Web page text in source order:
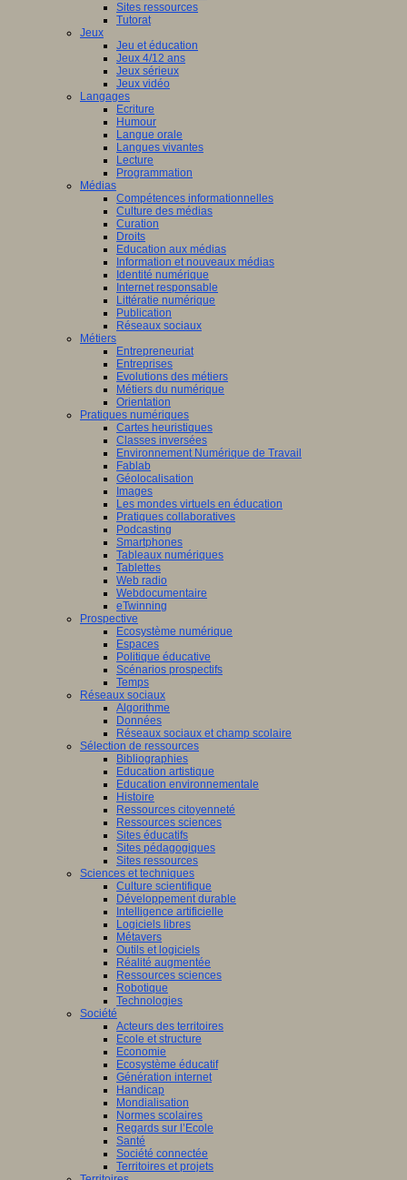
Sites ressources
Tutorat
Jeux
Jeu et éducation
Jeux 4/12 ans
Jeux sérieux
Jeux vidéo
Langages
Ecriture
Humour
Langue orale
Langues vivantes
Lecture
Programmation
Médias
Compétences informationnelles
Culture des médias
Curation
Droits
Education aux médias
Information et nouveaux médias
Identité numérique
Internet responsable
Littératie numérique
Publication
Réseaux sociaux
Métiers
Entrepreneuriat
Entreprises
Evolutions des métiers
Métiers du numérique
Orientation
Pratiques numériques
Cartes heuristiques
Classes inversées
Environnement Numérique de Travail
Fablab
Géolocalisation
Images
Les mondes virtuels en éducation
Pratiques collaboratives
Podcasting
Smartphones
Tableaux numériques
Tablettes
Web radio
Webdocumentaire
eTwinning
Prospective
Ecosystème numérique
Espaces
Politique éducative
Scénarios prospectifs
Temps
Réseaux sociaux
Algorithme
Données
Réseaux sociaux et champ scolaire
Sélection de ressources
Bibliographies
Education artistique
Education environnementale
Histoire
Ressources citoyenneté
Ressources sciences
Sites éducatifs
Sites pédagogiques
Sites ressources
Sciences et techniques
Culture scientifique
Développement durable
Intelligence artificielle
Logiciels libres
Métavers
Outils et logiciels
Réalité augmentée
Ressources sciences
Robotique
Technologies
Société
Acteurs des territoires
Ecole et structure
Economie
Ecosystème éducatif
Génération internet
Handicap
Mondialisation
Normes scolaires
Regards sur l’Ecole
Santé
Société connectée
Territoires et projets